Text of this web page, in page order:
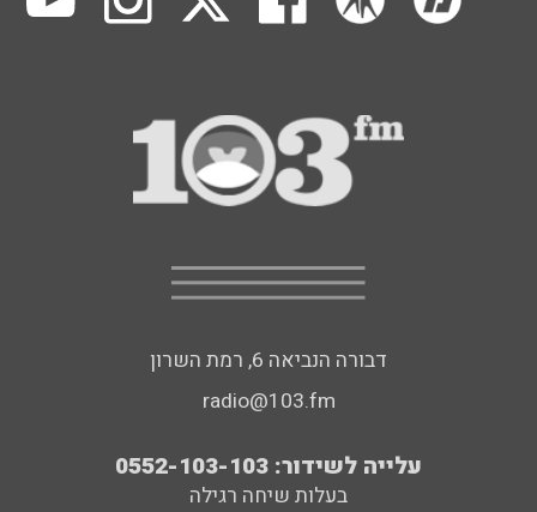
דבורה הנביאה 6, רמת השרון
radio@103.fm
עלייה לשידור: 0552-103-103
בעלות שיחה רגילה